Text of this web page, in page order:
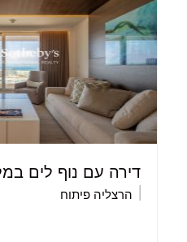
דירה עם נוף לים
הרצליה פיתוח